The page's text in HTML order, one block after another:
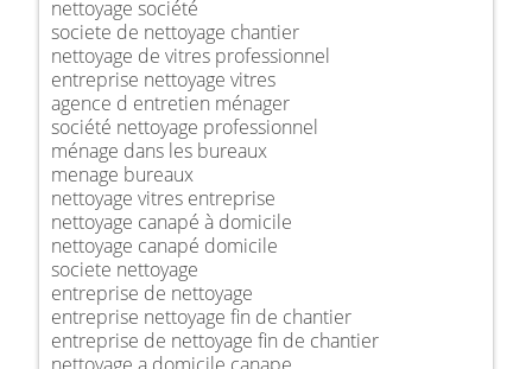
nettoyage société
societe de nettoyage chantier
nettoyage de vitres professionnel
entreprise nettoyage vitres
agence d entretien ménager
société nettoyage professionnel
ménage dans les bureaux
menage bureaux
nettoyage vitres entreprise
nettoyage canapé à domicile
nettoyage canapé domicile
societe nettoyage
entreprise de nettoyage
entreprise nettoyage fin de chantier
entreprise de nettoyage fin de chantier
nettoyage a domicile canape